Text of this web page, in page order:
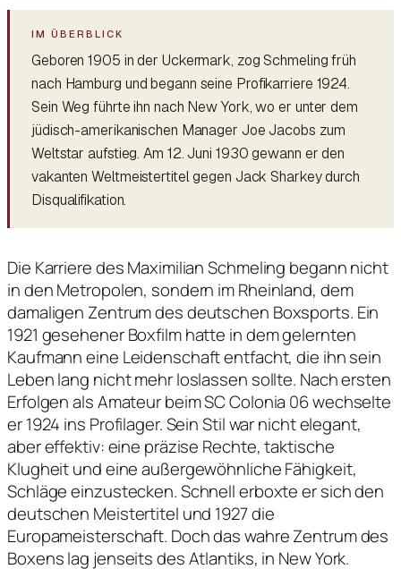
Geboren 1905 in der Uckermark, zog Schmeling früh
nach Hamburg und begann seine Profikarriere 1924.
Sein Weg führte ihn nach New York, wo er unter dem
jüdisch-amerikanischen Manager Joe Jacobs zum
Weltstar aufstieg. Am 12. Juni 1930 gewann er den
vakanten Weltmeistertitel gegen Jack Sharkey durch
Disqualifikation.
Die Karriere des Maximilian Schmeling begann nicht
in den Metropolen, sondern im Rheinland, dem
damaligen Zentrum des deutschen Boxsports. Ein
1921 gesehener Boxfilm hatte in dem gelernten
Kaufmann eine Leidenschaft entfacht, die ihn sein
Leben lang nicht mehr loslassen sollte. Nach ersten
Erfolgen als Amateur beim SC Colonia 06 wechselte
er 1924 ins Profilager. Sein Stil war nicht elegant,
aber effektiv: eine präzise Rechte, taktische
Klugheit und eine außergewöhnliche Fähigkeit,
Schläge einzustecken. Schnell erboxte er sich den
deutschen Meistertitel und 1927 die
Europameisterschaft. Doch das wahre Zentrum des
Boxens lag jenseits des Atlantiks, in New York.